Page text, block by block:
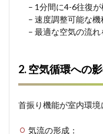
の効
果的
な併
用方
4.1
な設
置の
– 1分間に4-6往復
– 速度調整可能な機
– 最適な空気の流れ
2. 空気循環への
首振り機能が室内環境
気流の形成：